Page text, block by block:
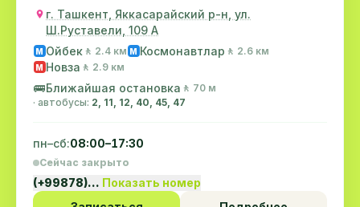
г. Ташкент, Яккасарайский р-н, ул.
Ш.Руставели, 109 А
M Ойбек 🚶 2.4 км M Космонавтлар 🚶 2.6 км
M Новза 🚶 2.9 км
🚌Ближайшая остановка 🚶 70 м
· автобусы: 2, 11, 12, 40, 45, 47
пн–сб:08:00–17:30
Сейчас закрыто
(+99878)… Показать номер